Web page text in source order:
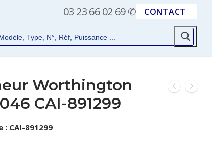
03 23 66 02 69✆ CONTACT
Worthington
CAI-891299
: CAI-891299